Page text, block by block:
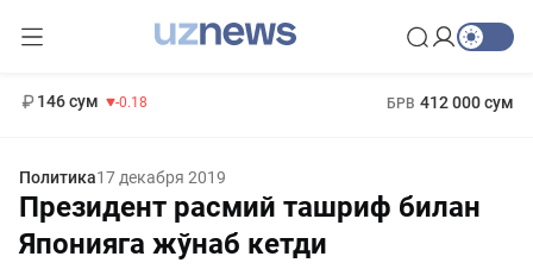
146 сум -0.18 БРВ 412 000 сум
Политика17 декабря 2019
Президент расмий ташриф билан
Японияга жўнаб кетди